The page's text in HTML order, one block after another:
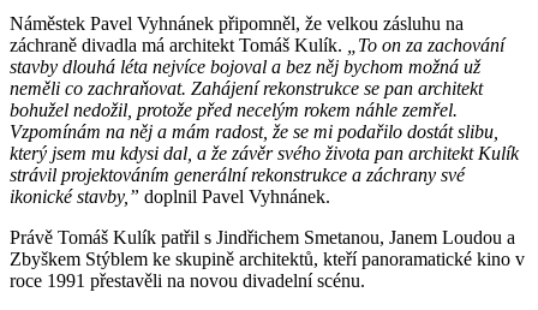
Náměstek Pavel Vyhnánek připomněl, že velkou zásluhu na
záchraně divadla má architekt Tomáš Kulík. „To on za zachování
stavby dlouhá léta nejvíce bojoval a bez něj bychom možná už
neměli co zachraňovat. Zahájení rekonstrukce se pan architekt
bohužel nedožil, protože před necelým rokem náhle zemřel.
Vzpomínám na něj a mám radost, že se mi podařilo dostát slibu,
který jsem mu kdysi dal, a že závěr svého života pan architekt Kulík
strávil projektováním generální rekonstrukce a záchrany své
ikonické stavby,” doplnil Pavel Vyhnánek.
Právě Tomáš Kulík patřil s Jindřichem Smetanou, Janem Loudou a
Zbyškem Stýblem ke skupině architektů, kteří panoramatické kino v
roce 1991 přestavěli na novou divadelní scénu.